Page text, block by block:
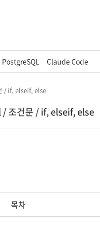
PostgreSQL Claude Code
/ if, elseif, else
조건문 / if, elseif, else
목차